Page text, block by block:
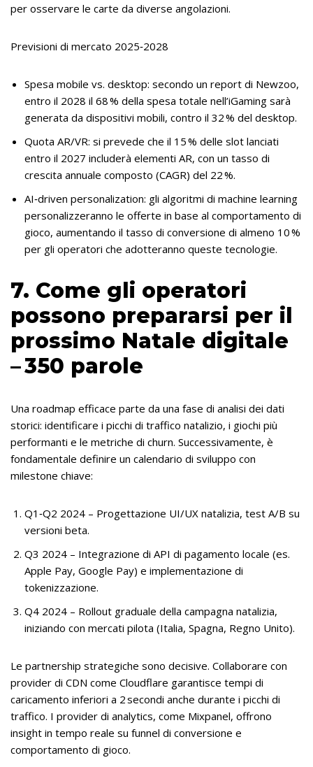
per osservare le carte da diverse angolazioni.
Previsioni di mercato 2025‑2028
Spesa mobile vs. desktop: secondo un report di Newzoo,
entro il 2028 il 68 % della spesa totale nell’iGaming sarà
generata da dispositivi mobili, contro il 32 % del desktop.
Quota AR/VR: si prevede che il 15 % delle slot lanciati
entro il 2027 includerà elementi AR, con un tasso di
crescita annuale composto (CAGR) del 22 %.
AI‑driven personalization: gli algoritmi di machine learning
personalizzeranno le offerte in base al comportamento di
gioco, aumentando il tasso di conversione di almeno 10 %
per gli operatori che adotteranno queste tecnologie.
7. Come gli operatori
possono prepararsi per il
prossimo Natale digitale
– 350 parole
Una roadmap efficace parte da una fase di analisi dei dati
storici: identificare i picchi di traffico natalizio, i giochi più
performanti e le metriche di churn. Successivamente, è
fondamentale definire un calendario di sviluppo con
milestone chiave:
Q1‑Q2 2024 – Progettazione UI/UX natalizia, test A/B su
versioni beta.
Q3 2024 – Integrazione di API di pagamento locale (es.
Apple Pay, Google Pay) e implementazione di
tokenizzazione.
Q4 2024 – Rollout graduale della campagna natalizia,
iniziando con mercati pilota (Italia, Spagna, Regno Unito).
Le partnership strategiche sono decisive. Collaborare con
provider di CDN come Cloudflare garantisce tempi di
caricamento inferiori a 2 secondi anche durante i picchi di
traffico. I provider di analytics, come Mixpanel, offrono
insight in tempo reale su funnel di conversione e
comportamento di gioco.